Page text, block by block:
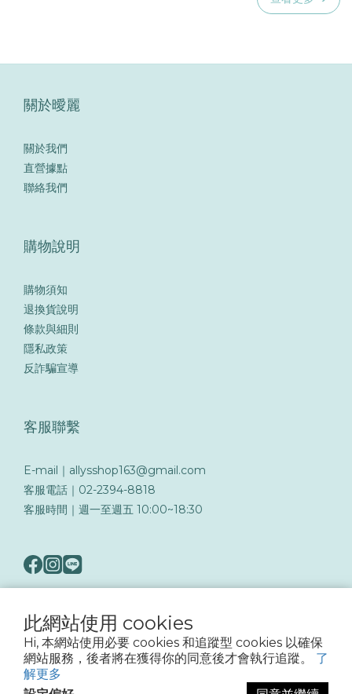
此網站使用 cookies
Hi, 本網站使用必要 cookies 和追蹤型 cookies 以確保
網站服務，後者將在獲得你的同意後才會執行追蹤。 了
解更多
關於曖麗
關於我們
直營據點
聯絡我們
購物說明
購物須知
退換貨說明
條款與細則
隱私政策
反詐騙宣導
客服聯繫
E-mail｜allysshop163@gmail.com
客服電話｜02-2394-8818
客服時間｜週一至週五 10:00~18:30
隨著詐騙手法日益翻新，務必提高警覺留意可疑訊息與來電，以保障您的帳戶與交易
安全